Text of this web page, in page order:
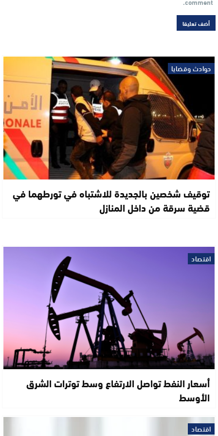
حوادث وقضايا
توقيف شخصين بالجديدة للاشتباه في تورطهما في
قضية سرقة من داخل المنازل
اقتصاد
أسعار النفط تواصل الارتفاع وسط توترات الشرق
الأوسط
اقتصاد